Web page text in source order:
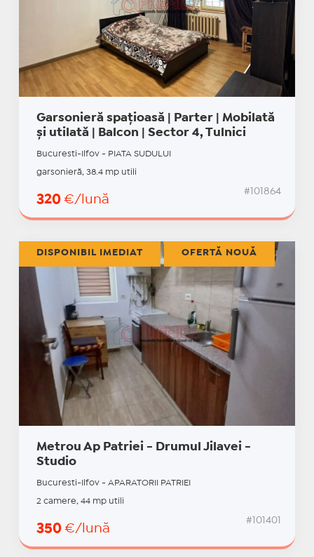
Garsonieră spațioasă | Parter | Mobilată
și utilată | Balcon | Sector 4, Tulnici
Bucuresti-Ilfov - PIATA SUDULUI
garsonieră, 38.4 mp utili
320 €/lună
#101864
Metrou Ap Patriei - Drumul Jilavei -
Studio
Bucuresti-Ilfov - APARATORII PATRIEI
2 camere, 44 mp utili
350 €/lună
#101401
DISPONIBIL IMEDIAT OFERTĂ NOUĂ